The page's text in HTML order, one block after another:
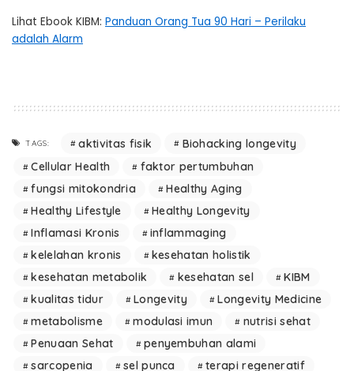
Lihat Ebook KIBM: Panduan Orang Tua 90 Hari – Perilaku
adalah Alarm
TAGS: aktivitas fisik
Biohacking longevity
Cellular Health
faktor pertumbuhan
fungsi mitokondria
Healthy Aging
Healthy Lifestyle
Healthy Longevity
Inflamasi Kronis
inflammaging
kelelahan kronis
kesehatan holistik
kesehatan metabolik
kesehatan sel
KIBM
kualitas tidur
Longevity
Longevity Medicine
metabolisme
modulasi imun
nutrisi sehat
Penuaan Sehat
penyembuhan alami
sarcopenia
sel punca
terapi regeneratif